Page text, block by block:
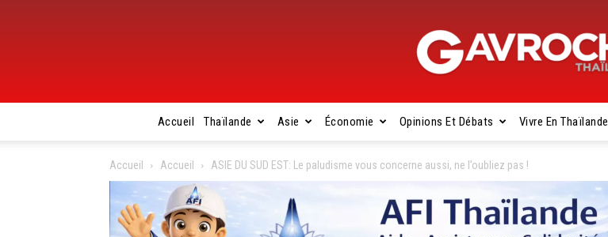
Gavroche
Thaïlande
Accueil Thaïlande Asie Économie Opinions Et Débats Vivre En Thaïlande
Accueil Accueil ASIE DU SUD EST: Le paludisme vous concerne aussi, ne l’oubliez pas !